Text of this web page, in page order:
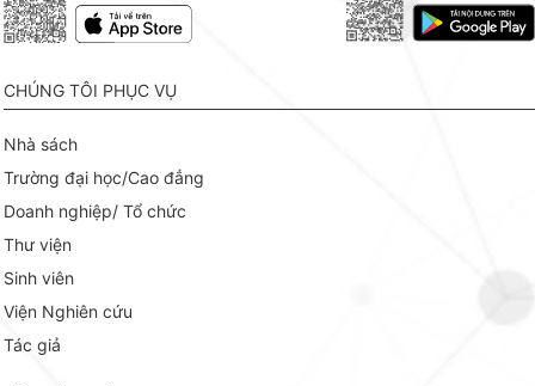
CHÚNG TÔI PHỤC VỤ
Nhà sách
Trường đại học/Cao đẳng
Doanh nghiệp/ Tổ chức
Thư viện
Sinh viên
Viện Nghiên cứu
Tác giả